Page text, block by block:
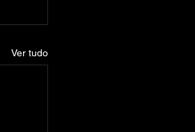
Ver tudo